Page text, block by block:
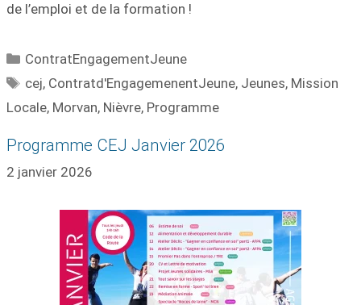
de l’emploi et de la formation !
ContratEngagementJeune
cej, Contratd'EngagemenentJeune, Jeunes, Mission
Locale, Morvan, Nièvre, Programme
Programme CEJ Janvier 2026
2 janvier 2026